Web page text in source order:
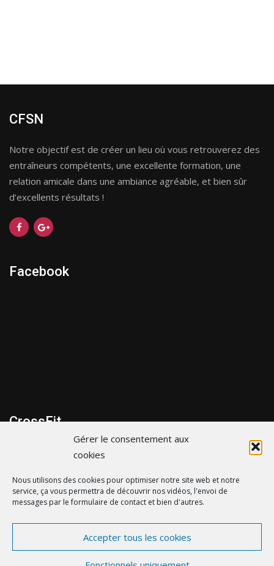
Gérer le consentement aux
cookies
Nous utilisons des cookies pour optimiser notre site web et notre
service, ça vous permettra de découvrir nos vidéos, l'envoi de
messages par le formulaire de contact et bien d'autres.
Accepter tous les cookies
CFSN
Notre objectif est de créer un lieu où vous retrouverez des
entraîneurs compétents, une excellente formation, une
relation amicale dans une ambiance agréable, et bien sûr
d’excellents résultats !
Facebook
CrossFit
299 bis Route de la cote d’Amour, 44600 Saint-Nazaire
06 43 35 31 65
contact@crossfitsaintnazaire.fr